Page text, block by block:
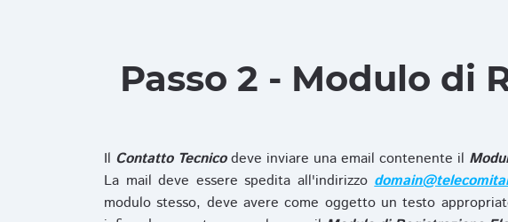
Passo 2 - Modulo di
Il Contatto Tecnicodeve inviare una email contenente il
La mail deve essere spedita all'indirizzo
modulo stesso, deve avere come oggetto un testo